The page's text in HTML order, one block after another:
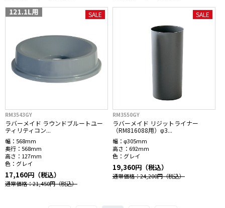
SALE
RM3543GY
ラバーメイド ラウンドブルートユー
ティリティコン...
幅： 568mm
奥行： 568mm
高さ： 127mm
色： グレイ
17,160円（税込）
通常価格：21,450円（税込）
SALE
RM3550GY
ラバーメイド リジットライナー
（RM816088用）φ3...
幅： φ305mm
高さ： 692mm
色： グレイ
19,360円（税込）
通常価格：24,200円（税込）